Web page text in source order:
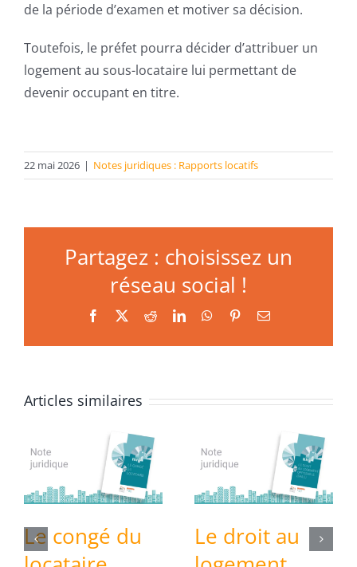
de la période d’examen et motiver sa décision.
Toutefois, le préfet pourra décider d’attribuer un
logement au sous-locataire lui permettant de
devenir occupant en titre.
22 mai 2026 | Notes juridiques : Rapports locatifs
Partagez : choisissez un
réseau social !
Facebook RedditLinkedInWhatsApp
PinterestEmail
Articles similaires
Le congé du
Le droit au